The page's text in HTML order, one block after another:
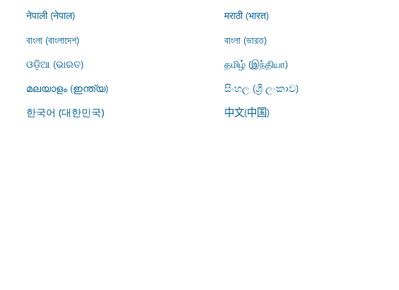
नेपाली (नेपाल) मराठी (भारत)
বাংলা (বাংলাদেশ) বাংলা (ভারত)
ଓଡ଼ିଆ (ଭାରତ) தமிழ் (இந்தியா)
മലയാളം (ഇന്ത്യ) සිංහල (ශ්‍රී ලංකාව)
한국어 (대한민국) 中文(中国)